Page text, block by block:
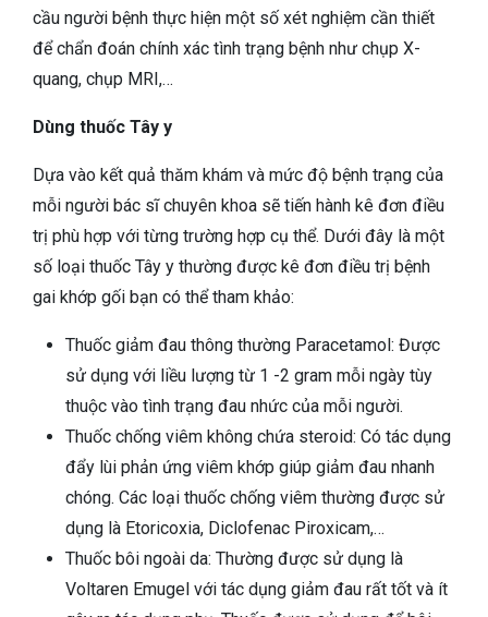
cầu người bệnh thực hiện một số xét nghiệm cần thiết
để chẩn đoán chính xác tình trạng bệnh như chụp X-
quang, chụp MRI,…
Dùng thuốc Tây y
Dựa vào kết quả thăm khám và mức độ bệnh trạng của
mỗi người bác sĩ chuyên khoa sẽ tiến hành kê đơn điều
trị phù hợp với từng trường hợp cụ thể. Dưới đây là một
số loại thuốc Tây y thường được kê đơn điều trị bệnh
gai khớp gối bạn có thể tham khảo:
Thuốc giảm đau thông thường Paracetamol: Được
sử dụng với liều lượng từ 1 -2 gram mỗi ngày tùy
thuộc vào tình trạng đau nhức của mỗi người.
Thuốc chống viêm không chứa steroid: Có tác dụng
đẩy lùi phản ứng viêm khớp giúp giảm đau nhanh
chóng. Các loại thuốc chống viêm thường được sử
dụng là Etoricoxia, Diclofenac Piroxicam,…
Thuốc bôi ngoài da: Thường được sử dụng là
Voltaren Emugel với tác dụng giảm đau rất tốt và ít